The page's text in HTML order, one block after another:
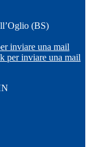
(BS)
inviare una mail
per inviare una mail